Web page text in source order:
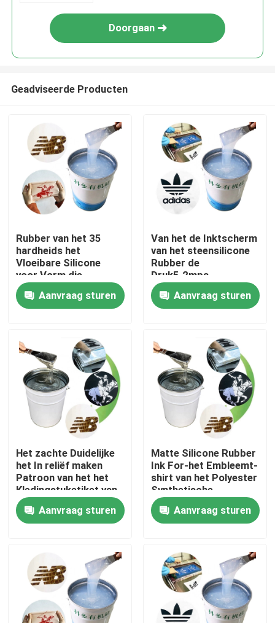
Huis
Producten
Ongeveer ons
Fabrieksreis
Kwaliteitscontrole
Contacteer ons
Verzoek om een Citaat
Het Siliconeinkt van de het schermdruk
In reliëf makende Siliconeinkt
Doorgaan
Geadviseerde Producten
Rubber van het 35
hardheids het
Vloeibare Silicone
voor Vorm die
Viscositeit 12000
makenAanvraag sturen
Van het de Inktscherm
van het steensilicone
Rubber de
Druk5.2mpa
Treksterkte
Aanvraag sturen
Het zachte Duidelijke
het In reliëf maken
Patroon van het het
Kledingstuketiket van
de Inktscheur Bestand
Aanvraag sturen
Matte Silicone Rubber
Ink For-het Embleemt-
shirt van het Polyester
Synthetische
Kledingstuk
Aanvraag sturen